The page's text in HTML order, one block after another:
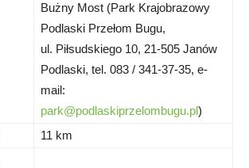
Bużny Most (Park Krajobrazowy
Podlaski Przełom Bugu,
ul. Piłsudskiego 10, 21-505 Janów
Podlaski, tel. 083 / 341-37-35, e-
mail:
park@podlaskiprzelombugu.pl)
11 km